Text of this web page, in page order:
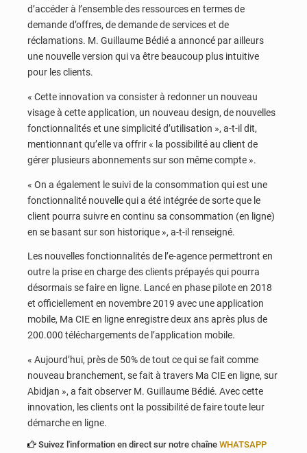
d’accéder à l’ensemble des ressources en termes de
demande d’offres, de demande de services et de
réclamations. M. Guillaume Bédié a annoncé par ailleurs
une nouvelle version qui va être beaucoup plus intuitive
pour les clients.
« Cette innovation va consister à redonner un nouveau
visage à cette application, un nouveau design, de nouvelles
fonctionnalités et une simplicité d’utilisation », a-t-il dit,
mentionnant qu’elle va offrir « la possibilité au client de
gérer plusieurs abonnements sur son même compte ».
« On a également le suivi de la consommation qui est une
fonctionnalité nouvelle qui a été intégrée de sorte que le
client pourra suivre en continu sa consommation (en ligne)
en se basant sur son historique », a-t-il renseigné.
Les nouvelles fonctionnalités de l’e-agence permettront en
outre la prise en charge des clients prépayés qui pourra
désormais se faire en ligne. Lancé en phase pilote en 2018
et officiellement en novembre 2019 avec une application
mobile, Ma CIE en ligne enregistre deux ans après plus de
200.000 téléchargements de l’application mobile.
« Aujourd’hui, près de 50% de tout ce qui se fait comme
nouveau branchement, se fait à travers Ma CIE en ligne, sur
Abidjan », a fait observer M. Guillaume Bédié. Avec cette
innovation, les clients ont la possibilité de faire toute leur
démarche en ligne.
Suivez l'information en direct sur notre chaîne WHATSAPP